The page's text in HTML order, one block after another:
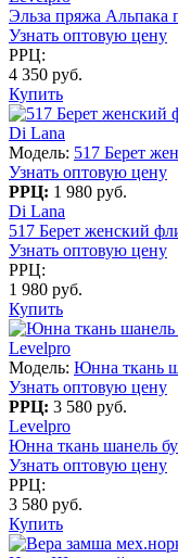
Эльза пряжа Альпака
Узнать оптовую цену
РРЦ:
4 350 руб.
Купить
Di Lana
Модель: 517 Берет
Узнать оптовую цену
РРЦ: 1 980 руб.
Di Lana
517 Берет женский
Узнать оптовую цену
РРЦ:
1 980 руб.
Купить
Levelpro
Модель: Юнна ткань
Узнать оптовую цену
РРЦ: 3 580 руб.
Levelpro
Юнна ткань шанель
Узнать оптовую цену
РРЦ:
3 580 руб.
Купить